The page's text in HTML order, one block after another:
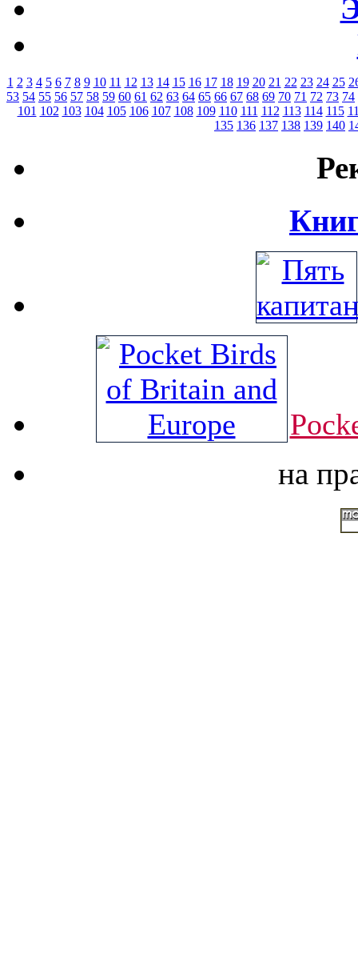
1 2 3 4 5 6 7 8 9 10 11 12 13 14 15 16 17 18 19 20 21 22 23 24 25
53 54 55 56 57 58 59 60 61 62 63 64 65 66 67 68 69 70 71 72 73 74
101 102 103 104 105 106 107 108 109 110 111 112 113 114 115
135 136 137 138 139 140
на